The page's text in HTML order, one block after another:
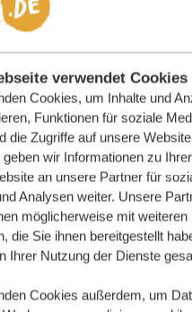
verwendet Cookies
Cookies, um Inhalte und
Funktionen für soziale
die Zugriffe auf unsere
wir Informationen zu
an unsere Partner für
Analysen weiter. Unsere
möglicherweise mit weiteren
die Sie ihnen bereitgestellt
Ihrer Nutzung der Dienste
Cookies außerdem, um
Tor zum legendären
auf ein weitläufiges,
Wasserwegen und Inseln.
Sie in der
Dort können Sie sich
und die echte
genießen. Und nun